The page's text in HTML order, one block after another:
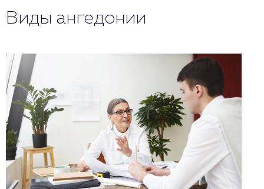
картине в той или иной степени присутствуют все
возникает полное эмоциональное и физическое
отстранение от происходящих событий,
Виды ангедонии